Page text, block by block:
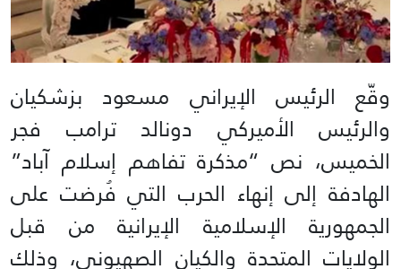
وقّع الرئيس الإيراني مسعود بزشكيان
والرئيس الأميركي دونالد ترامب فجر
الخميس، نص “مذكرة تفاهم إسلام آباد”
الهادفة إلى إنهاء الحرب التي فُرضت على
الجمهورية الإسلامية الإيرانية من قبل
الولايات المتحدة والكيان الصهيوني، وذلك